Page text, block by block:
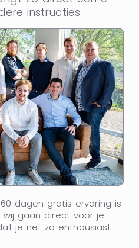
instructies.
dagen gratis ervaring is
gaan direct voor je
je net zo enthousiast